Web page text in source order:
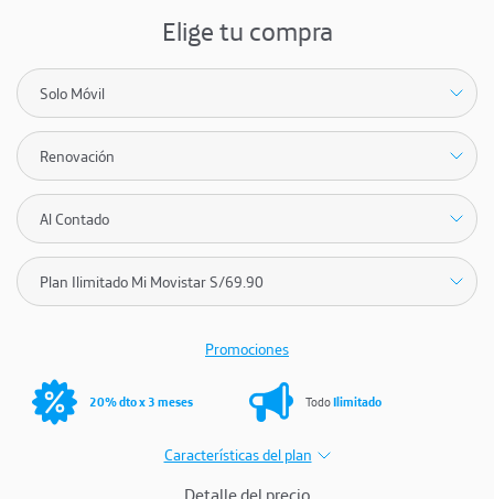
Elige tu compra
Promociones
20% dto x 3 meses TodoIlimitado
Características del plan
Detalle del precio